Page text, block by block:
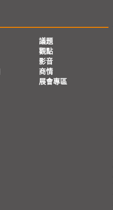
議題
觀點
影音
商情
展會專區